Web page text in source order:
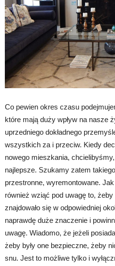
Co pewien okres czasu
które mają duży wpływ na nasze
uprzedniego dokładnego
wszystkich za i przeciw. Kiedy
nowego mieszkania,
najlepsze. Szukamy zatem
przestronne, wyremontowane.
również wziąć pod uwagę to,
znajdowało się w odpowiedniej
naprawdę duże znaczenie i
uwagę. Wiadomo, że jeżeli
żeby były one bezpieczne, żeby
snu. Jest to możliwe tylko i